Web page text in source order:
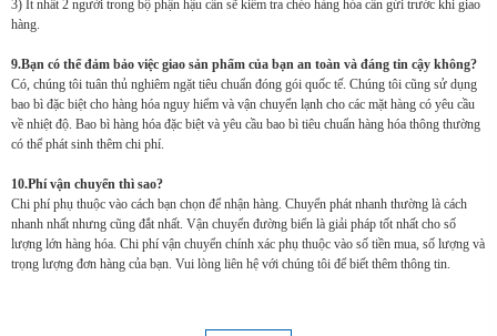
3) Ít nhất 2 người trong bộ phận hậu cần sẽ kiểm tra chéo hàng hóa cần gửi trước khi giao
hàng.
9.Bạn có thể đảm bảo việc giao sản phẩm của bạn an toàn và đáng tin cậy không?
Có, chúng tôi tuân thủ nghiêm ngặt tiêu chuẩn đóng gói quốc tế. Chúng tôi cũng sử dụng
bao bì đặc biệt cho hàng hóa nguy hiểm và vận chuyển lạnh cho các mặt hàng có yêu cầu
về nhiệt độ. Bao bì hàng hóa đặc biệt và yêu cầu bao bì tiêu chuẩn hàng hóa thông thường
có thể phát sinh thêm chi phí.
10.Phí vận chuyển thì sao?
Chi phí phụ thuộc vào cách bạn chọn để nhận hàng. Chuyển phát nhanh thường là cách
nhanh nhất nhưng cũng đắt nhất. Vận chuyển đường biển là giải pháp tốt nhất cho số
lượng lớn hàng hóa. Chi phí vận chuyển chính xác phụ thuộc vào số tiền mua, số lượng và
trọng lượng đơn hàng của bạn. Vui lòng liên hệ với chúng tôi để biết thêm thông tin.